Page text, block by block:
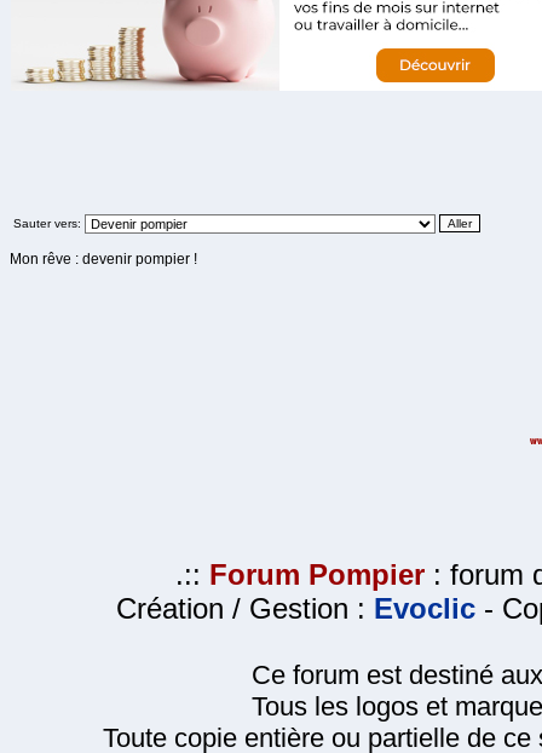
Sauter vers:
Mon rêve : devenir pompier !
.:: Forum Pompier : forum
Création / Gestion : Evoclic -
Ce forum est destiné
Tous les logos et
Toute copie entière ou partielle de